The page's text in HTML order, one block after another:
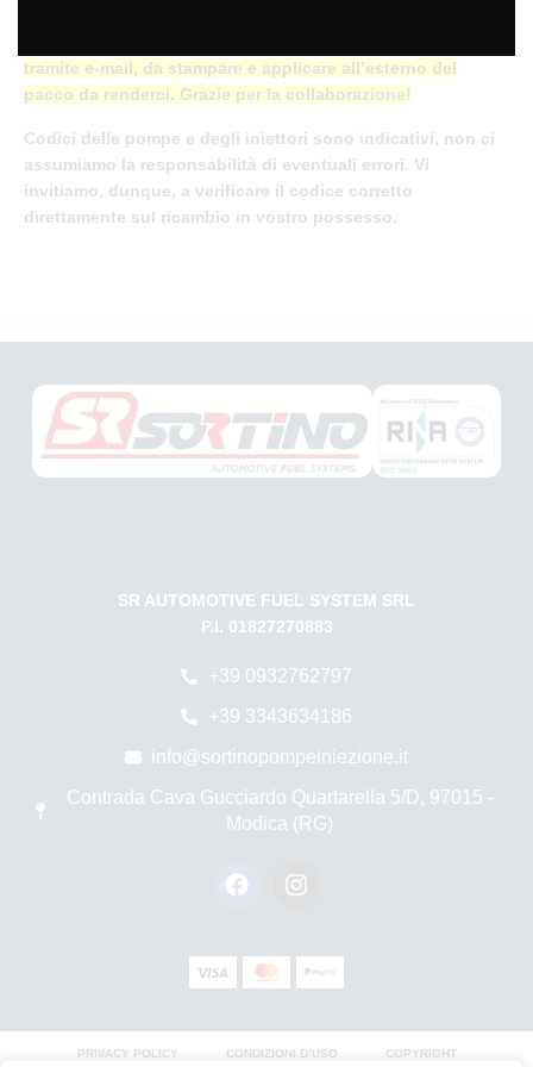
tramite e-mail, da stampare e applicare all’esterno del
pacco da renderci. Grazie per la collaborazione!
Codici delle pompe e degli iniettori sono indicativi, non ci
assumiamo la responsabilità di eventuali errori. Vi
invitiamo, dunque, a verificare il codice corretto
direttamente sul ricambio in vostro possesso.
SR AUTOMOTIVE FUEL SYSTEM SRL
P.I. 01827270883
+39 0932762797
+39 3343634186
info@sortinopompeiniezione.it
Contrada Cava Gucciardo Quartarella 5/D, 97015 -
Modica (RG)
PRIVACY POLICY CONDIZIONI D’USO COPYRIGHT